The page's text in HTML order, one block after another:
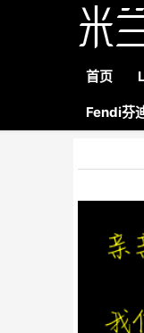
首页
Fendi芬